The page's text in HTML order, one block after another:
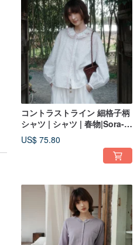
コントラストライン 細格子柄
シャツ | シャツ | 春物|Sora-
2079
US$ 75.80